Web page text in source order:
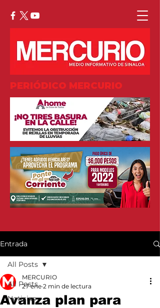
PERIÓDICO MERCURIO
Entrada
All Posts
Noticias
All Posts
Avanza plan para
MERCURIO
27 ene 2 min de lectura